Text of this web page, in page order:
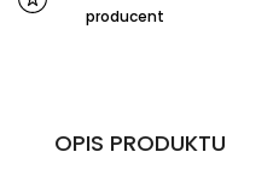
producent
OPIS PRODUKTU